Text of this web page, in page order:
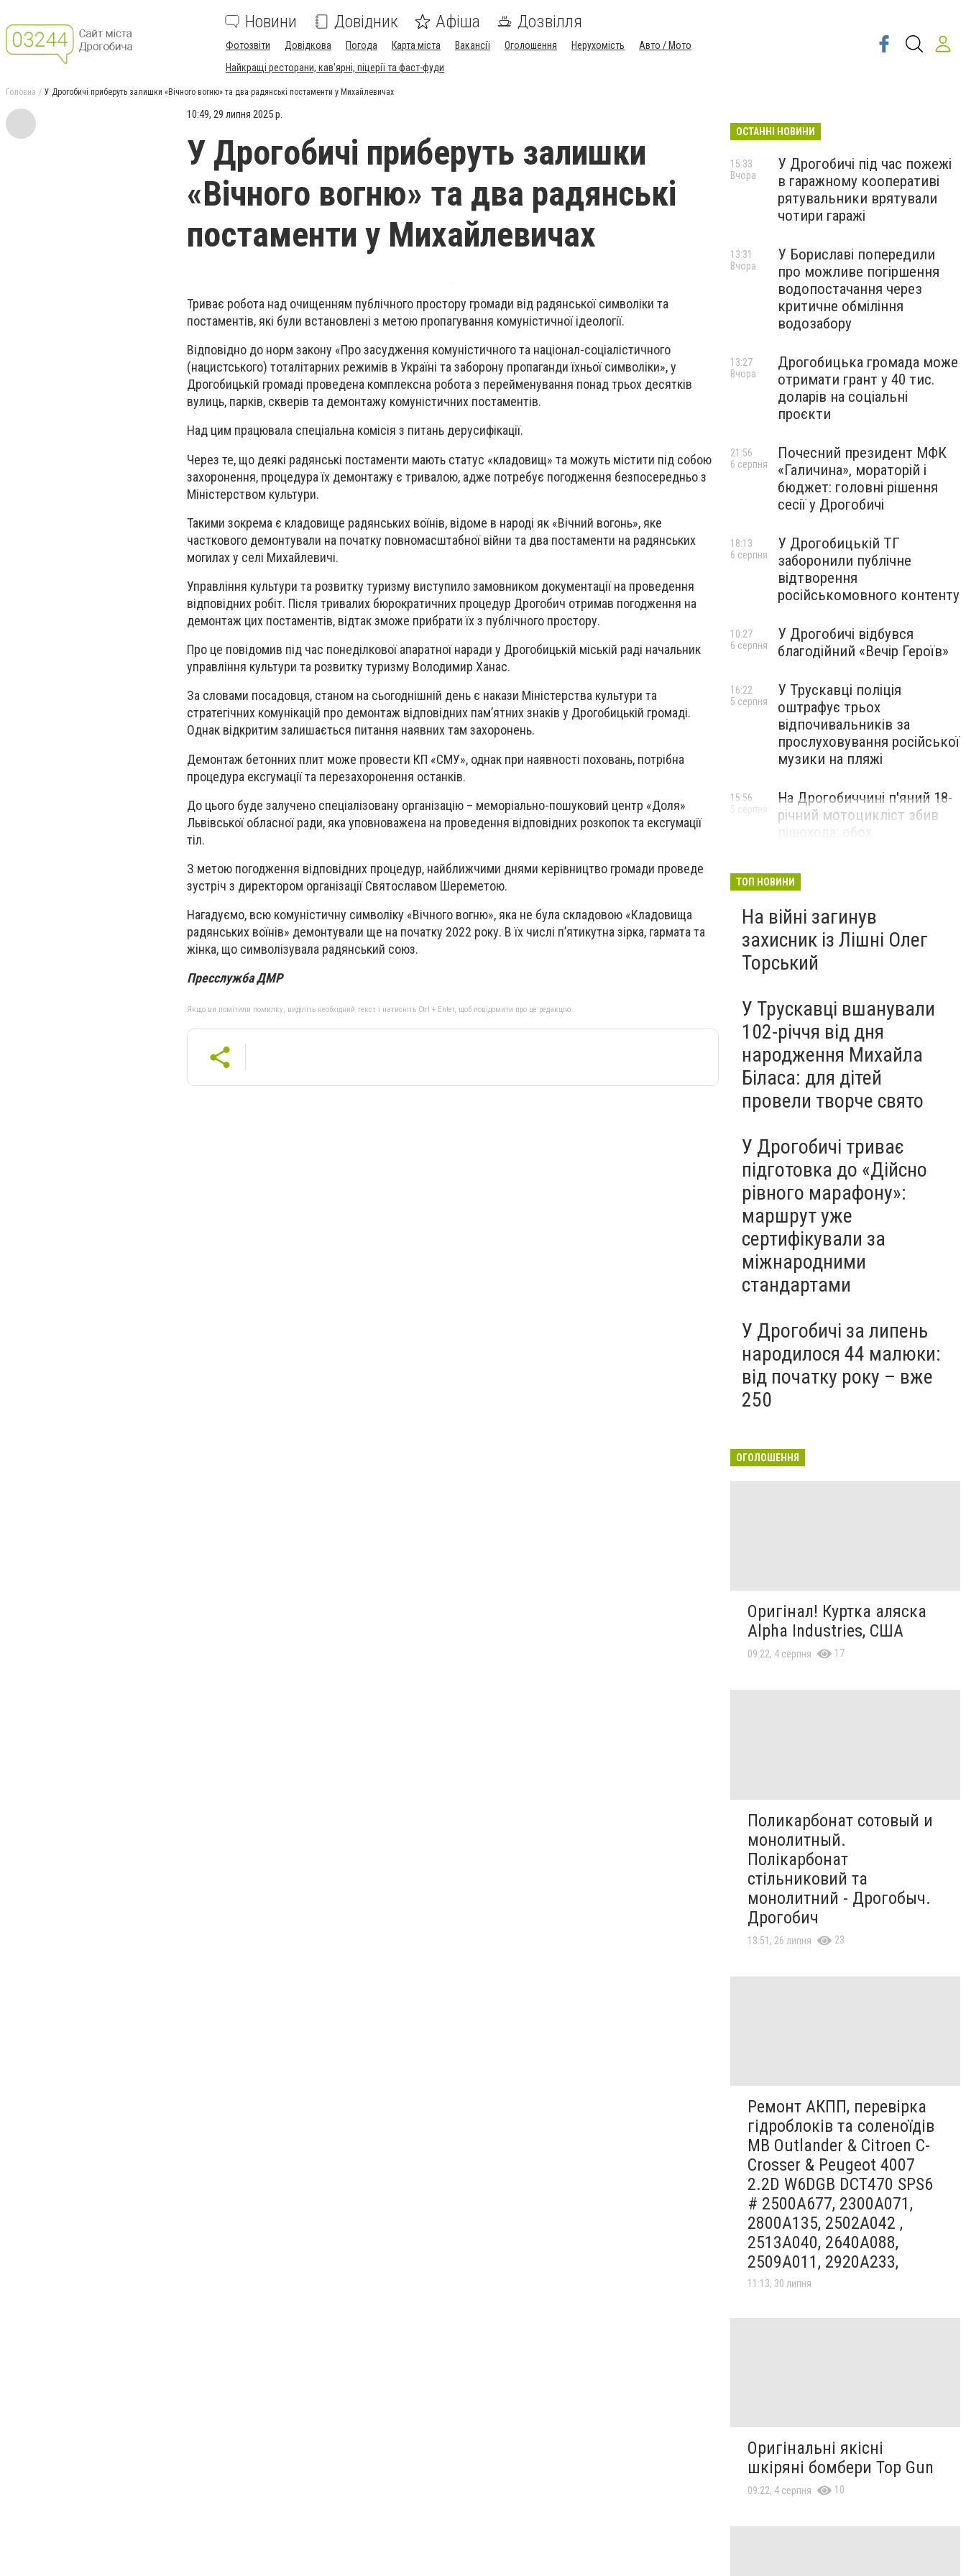
Новини Довідник Афіша Дозвілля
Фотозвіти Довідкова Погода Карта міста Вакансії Оголошення Нерухомість
Авто / Мото
Найкращі ресторани, кав'ярні, піцерії та фаст-фуди
Головна У Дрогобичі приберуть залишки «Вічного вогню» та два радянські постаменти у Михайлевичах
10:49, 29 липня 2025 р.
У Дрогобичі приберуть залишки
«Вічного вогню» та два радянські
постаменти у Михайлевичах
Триває робота над очищенням публічного простору громади від радянської символіки та
постаментів, які були встановлені з метою пропагування комуністичної ідеології.
Відповідно до норм закону «Про засудження комуністичного та націонал-соціалістичного
(нацистського) тоталітарних режимів в Україні та заборону пропаганди їхньої символіки», у
Дрогобицькій громаді проведена комплексна робота з перейменування понад трьох десятків
вулиць, парків, скверів та демонтажу комуністичних постаментів.
Над цим працювала спеціальна комісія з питань дерусифікації.
Через те, що деякі радянські постаменти мають статус «кладовищ» та можуть містити під собою
захоронення, процедура їх демонтажу є тривалою, адже потребує погодження безпосередньо з
Міністерством культури.
Такими зокрема є кладовище радянських воїнів, відоме в народі як «Вічний вогонь», яке
часткового демонтували на початку повномасштабної війни та два постаменти на радянських
могилах у селі Михайлевичі.
Управління культури та розвитку туризму виступило замовником документації на проведення
відповідних робіт. Після тривалих бюрократичних процедур Дрогобич отримав погодження на
демонтаж цих постаментів, відтак зможе прибрати їх з публічного простору.
Про це повідомив під час понеділкової апаратної наради у Дрогобицькій міській раді начальник
управління культури та розвитку туризму Володимир Ханас.
За словами посадовця, станом на сьогоднішній день є накази Міністерства культури та
стратегічних комунікацій про демонтаж відповідних пам’ятних знаків у Дрогобицькій громаді.
Однак відкритим залишається питання наявних там захоронень.
Демонтаж бетонних плит може провести КП «СМУ», однак при наявності поховань, потрібна
процедура ексгумації та перезахоронення останків.
До цього буде залучено спеціалізовану організацію – меморіально-пошуковий центр «Доля»
Львівської обласної ради, яка уповноважена на проведення відповідних розкопок та ексгумації
тіл.
З метою погодження відповідних процедур, найближчими днями керівництво громади проведе
зустріч з директором організації Святославом Шереметою.
Нагадуємо, всю комуністичну символіку «Вічного вогню», яка не була складовою «Кладовища
радянських воїнів» демонтували ще на початку 2022 року. В їх числі п’ятикутна зірка, гармата та
жінка, що символізувала радянський союз.
Пресслужба ДМР
Якщо ви помітили помилку, виділіть необхідний текст і натисніть Ctrl + Enter, щоб повідомити про це редакцію
ОСТАННІ НОВИНИ
У Дрогобичі під час пожежі
в гаражному кооперативі
рятувальники врятували
чотири гаражі
15:33
Вчора
У Бориславі попередили
про можливе погіршення
водопостачання через
критичне обміління
водозабору
13:31
Вчора
Дрогобицька громада може
отримати грант у 40 тис.
доларів на соціальні
проєкти
13:27
Вчора
Почесний президент МФК
«Галичина», мораторій і
бюджет: головні рішення
сесії у Дрогобичі
21:56
6 серпня
У Дрогобицькій ТГ
заборонили публічне
відтворення
російськомовного контенту
18:13
6 серпня
У Дрогобичі відбувся
благодійний «Вечір Героїв»
10:27
6 серпня
У Трускавці поліція
оштрафує трьох
відпочивальників за
прослуховування російської
музики на пляжі
16:22
5 серпня
На Дрогобиччині п'яний 18-
річний мотоцикліст збив
пішохода: обох
15:56
5 серпня
ТОП НОВИНИ
На війні загинув
захисник із Лішні Олег
Торський
У Трускавці вшанували
102-річчя від дня
народження Михайла
Біласа: для дітей
провели творче свято
У Дрогобичі триває
підготовка до «Дійсно
рівного марафону»:
маршрут уже
сертифікували за
міжнародними
стандартами
У Дрогобичі за липень
народилося 44 малюки:
від початку року – вже
250
ОГОЛОШЕННЯ
Оригінал! Куртка аляска
Alpha Industries, США
09:22, 4 серпня 17
Поликарбонат сотовый и
монолитный.
Полікарбонат
стільниковий та
монолитний - Дрогобыч.
Дрогобич
13:51, 26 липня 23
Ремонт АКПП, перевірка
гідроблоків та соленоїдів
MB Outlander & Citroen C-
Crosser & Peugeot 4007
2.2D W6DGB DCT470 SPS6
# 2500A677, 2300A071,
2800A135, 2502A042 ,
2513A040, 2640A088,
2509A011, 2920A233,
11:13, 30 липня
Оригінальні якісні
шкіряні бомбери Top Gun
09:22, 4 серпня 10